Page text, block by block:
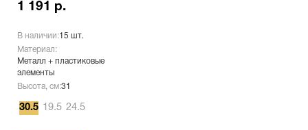
1 191 р.
В наличии:15 шт.
Материал:
Металл + пластиковые
элементы
Высота, см:31
30.5 19.5 24.5